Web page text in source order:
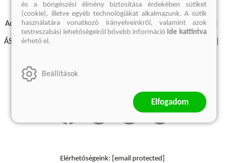
Adatvédelmi szabályzatok Elállási felmondási nyilatkozat
ÁSZF - Vásárlási feltételek
Szállítási információk
Elérhetőségeink: [email protected]
és a böngészési élmény biztosítása érdekében sütiket
(cookie), illetve egyéb technológiákat alkalmazunk. A sütik
használatára vonatkozó irányelveinkről, valamint azok
testreszabási lehetőségeiről bővebb információide kattintva
érhető el.
Beállítások
Elfogadom